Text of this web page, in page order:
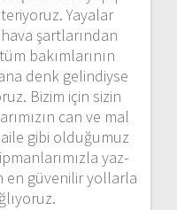
Yayalar
şartlarından
bakımlarının
denk gelindiyse
Bizim için sizin
can ve mal
gibi olduğumuz
yaz-
en güvenilir yollarla